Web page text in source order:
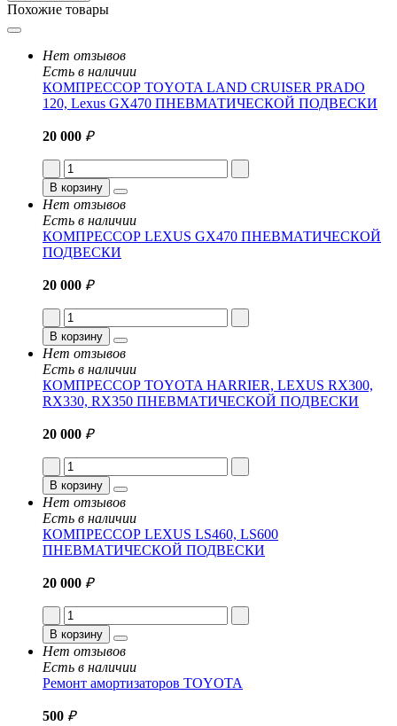
Похожие товары
Нет отзывов
Есть в наличии
КОМПРЕССОР TOYOTA LAND CRUISER PRADO
120, Lexus GX470 ПНЕВМАТИЧЕСКОЙ ПОДВЕСКИ
20 000 ₽
В корзину
Нет отзывов
Есть в наличии
КОМПРЕССОР LEXUS GX470 ПНЕВМАТИЧЕСКОЙ
ПОДВЕСКИ
20 000 ₽
В корзину
Нет отзывов
Есть в наличии
КОМПРЕССОР TOYOTA HARRIER, LEXUS RX300,
RX330, RX350 ПНЕВМАТИЧЕСКОЙ ПОДВЕСКИ
20 000 ₽
В корзину
Нет отзывов
Есть в наличии
КОМПРЕССОР LEXUS LS460, LS600
ПНЕВМАТИЧЕСКОЙ ПОДВЕСКИ
20 000 ₽
В корзину
Нет отзывов
Есть в наличии
Ремонт амортизаторов TOYOTA
500 ₽